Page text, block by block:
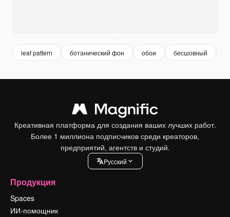
leaf pattern ботанический фон обои бесшовный
Креативная платформа для создания ваших лучших работ.
Более 1 миллиона подписчиков среди креаторов,
предприятий, агентств и студий.
Pусский
Продукция
Spaces
ИИ-помощник